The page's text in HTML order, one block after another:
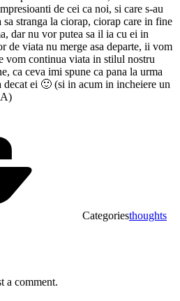
de cei ca noi, si care s-au
stranga la ciorap, ciorap care in fine
dar nu vor putea sa il ia cu ei in
viata nu merge asa departe, ii vom
vom continua viata in stilul nostru
ca ceva imi spune ca pana la urma
ei 🙂 (si in acum in incheiere un
Categoriesthoughts
a comment.